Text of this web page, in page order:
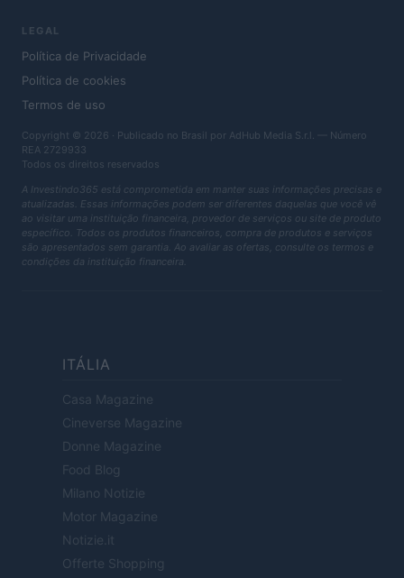
LEGAL
Política de Privacidade
Política de cookies
Termos de uso
Copyright © 2026 · Publicado no Brasil por AdHub Media S.r.l. — Número
REA 2729933
Todos os direitos reservados
A Investindo365 está comprometida em manter suas informações precisas e
atualizadas. Essas informações podem ser diferentes daquelas que você vê
ao visitar uma instituição financeira, provedor de serviços ou site de produto
específico. Todos os produtos financeiros, compra de produtos e serviços
são apresentados sem garantia. Ao avaliar as ofertas, consulte os termos e
condições da instituição financeira.
ITÁLIA
Casa Magazine
Cineverse Magazine
Donne Magazine
Food Blog
Milano Notizie
Motor Magazine
Notizie.it
Offerte Shopping